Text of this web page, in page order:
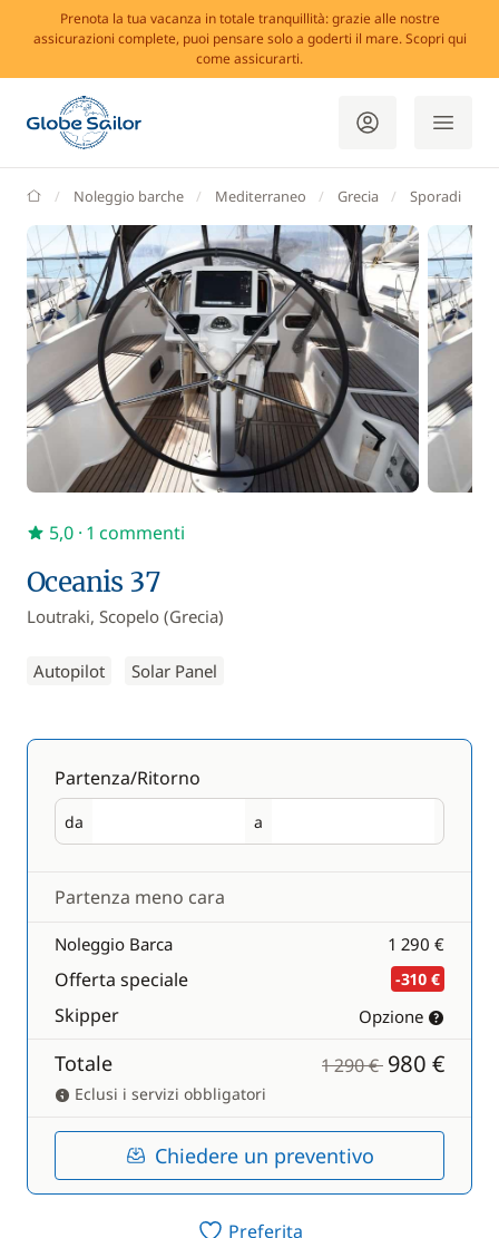
Prenota la tua vacanza in totale tranquillità: grazie alle nostre
assicurazioni complete, puoi pensare solo a goderti il mare. Scopri qui
come assicurarti.
GlobeSailor
Noleggio barche Mediterraneo Grecia Sporadi
Oceanis 37
Loutraki, Scopelo (Grecia)
Autopilot Solar Panel
5,0 · 1 commenti
Partenza/Ritorno
da
Partenza a
Ritorno
Partenza meno cara
Noleggio Barca 1 290 €
Offerta speciale -310 €
Skipper Opzione
Totale 1 290 € 980 €
Eclusi i servizi obbligatori
Chiedere un preventivo
Preferita